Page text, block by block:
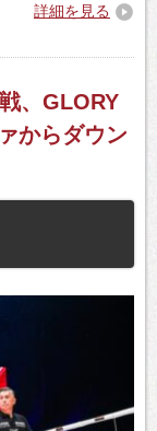
詳細を見る
、GLORY
からダウン